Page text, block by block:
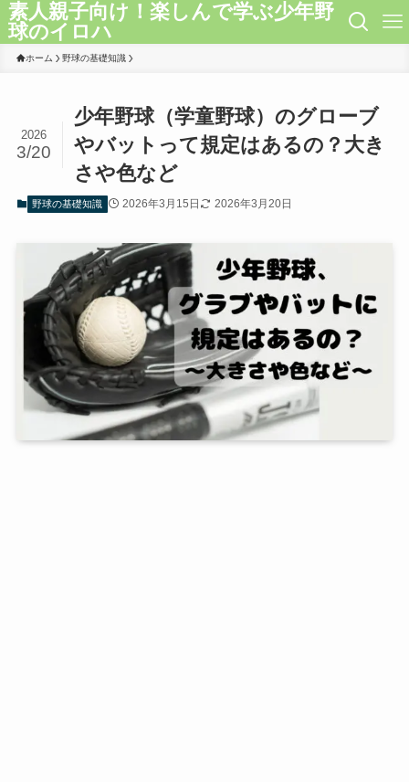
素人親子向け！楽しんで学ぶ少年野
球のイロハ
ホーム 野球の基礎知識
少年野球（学童野球）のグローブ
やバットって規定はあるの？大き
さや色など
2026
3/20
野球の基礎知識 2026年3月15日 2026年3月20日